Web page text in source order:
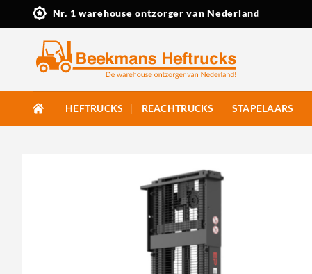
naar
Nr. 1 warehouse ontzorger van Nederland
HEFTRUCKS REACHTRUCKS STAPELAARS